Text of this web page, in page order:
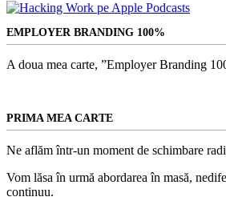
EMPLOYER BRANDING 100%
A doua mea carte, ”Employer Branding
PRIMA MEA CARTE
Ne aflăm într-un moment de schimbare
Vom lăsa în urmă abordarea în masă,
continuu.